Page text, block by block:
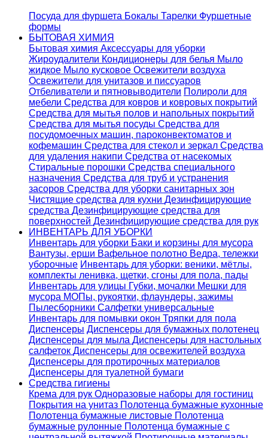
Посуда для фуршета Бокалы Тарелки Фуршетные
формы
БЫТОВАЯ ХИМИЯ
Бытовая химия Аксессуары для уборки
Жироудалители Кондиционеры для белья Мыло
жидкое Мыло кусковое Освежители воздуха
Освежители для унитазов и писсуаров
Отбеливатели и пятновыводители Полироли для
мебели Средства для ковров и ковровых покрытий
Средства для мытья полов и напольных покрытий
Средства для мытья посуды Средства для
посудомоечных машин, пароконвектоматов и
кофемашин Средства для стекол и зеркал Средства
для удаления накипи Средства от насекомых
Стиральные порошки Cредства специального
назначения Средства для труб и устранения
засоров Средства для уборки санитарных зон
Чистящие средства для кухни Дезинфицирующие
средства Дезинфицирующие средства для
поверхностей Дезинфицирующие средства для рук
ИНВЕНТАРЬ ДЛЯ УБОРКИ
Инвентарь для уборки Баки и корзины для мусора
Вантузы, ерши Вафельное полотно Ведра, тележки
уборочные Инвентарь для уборки: веники, мётлы,
комплекты ленивка, щетки, сгоны для пола, пады
Инвентарь для улицы Губки, мочалки Мешки для
мусора МОПы, рукоятки, флаундеры, зажимы
Пылесборники Салфетки универсальные
Инвентарь для помывки окон Тряпки для пола
Диспенсеры Диспенсеры для бумажных полотенец
Диспенсеры для мыла Диспенсеры для настольных
салфеток Диспенсеры для освежителей воздуха
Диспенсеры для протирочных материалов
Диспенсеры для туалетной бумаги
Средства гигиены
Крема для рук Одноразовые наборы для гостиниц
Покрытия на унитаз Полотенца бумажные кухонные
Полотенца бумажные листовые Полотенца
бумажные рулонные Полотенца бумажные с